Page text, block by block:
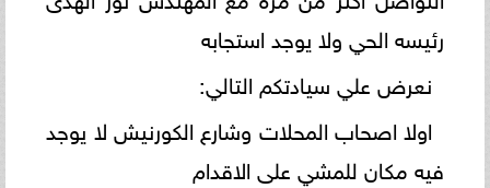
رئيسه الحي ولا يوجد استجابه
نعرض علي سيادتكم التالي:
اولا اصحاب المحلات وشارع الكورنيش لا يوجد
فيه مكان للمشي على الاقدام